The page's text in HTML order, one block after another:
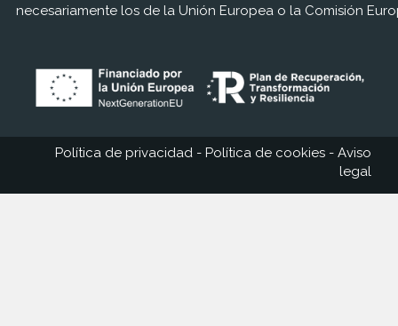
necesariamente los de la Unión Europea o la Comisión
Política de privacidad- Política de cookies- Aviso
legal